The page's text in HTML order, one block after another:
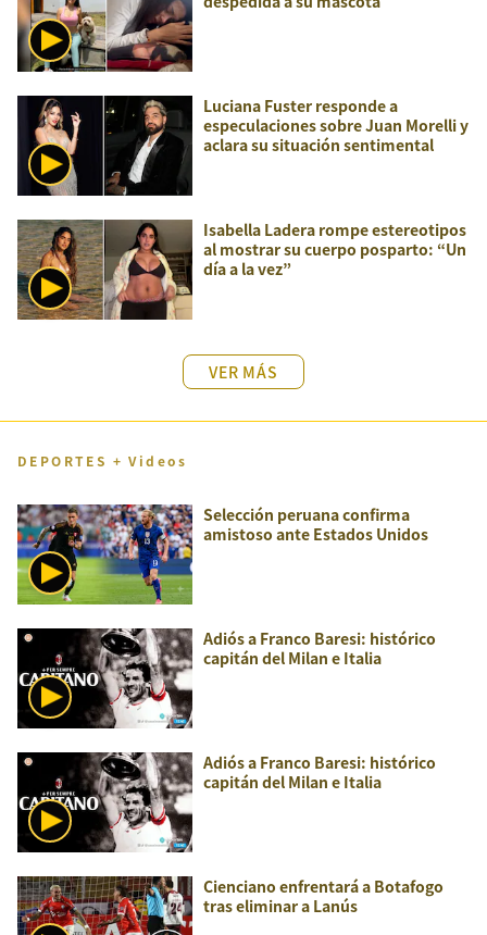
Luciana Fuster responde a
especulaciones sobre Juan Morelli y
aclara su situación sentimental
Isabella Ladera rompe estereotipos
al mostrar su cuerpo posparto: “Un
día a la vez”
VER MÁS
DEPORTES + Videos
Selección peruana confirma
amistoso ante Estados Unidos
Adiós a Franco Baresi: histórico
capitán del Milan e Italia
Adiós a Franco Baresi: histórico
capitán del Milan e Italia
Cienciano enfrentará a Botafogo
tras eliminar a Lanús